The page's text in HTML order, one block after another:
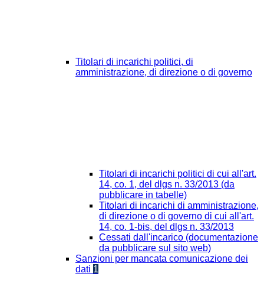
Titolari di incarichi politici, di
amministrazione, di direzione o di governo
Titolari di incarichi politici di cui all'art.
14, co. 1, del dlgs n. 33/2013 (da
pubblicare in tabelle)
Titolari di incarichi di amministrazione,
di direzione o di governo di cui all'art.
14, co. 1-bis, del dlgs n. 33/2013
Cessati dall'incarico (documentazione
da pubblicare sul sito web)
Sanzioni per mancata comunicazione dei
dati 1